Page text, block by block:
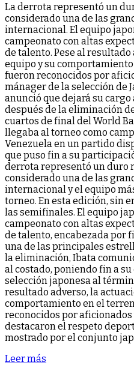
La derrota representó un
considerado una de las
internacional. El equipo
campeonato con altas
de talento. Pese al
equipo y su
fueron reconocidos por
mánager de la selección de
anunció que dejará su
después de la eliminación
cuartos de final del World
llegaba al torneo como
Venezuela en un partido
que puso fin a su
derrota representó un duro
considerado una de las
internacional y el equipo
torneo. En esta edición, sin
las semifinales. El equipo
campeonato con altas
de talento, encabezada por
una de las principales
la eliminación, Ibata
al costado, poniendo fin a
selección japonesa al
resultado adverso, la
comportamiento en el
reconocidos por aficionados
destacaron el respeto
mostrado por el conjunto
Leer más